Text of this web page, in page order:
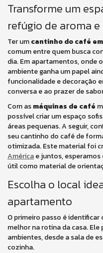
Transforme um
refúgio de aroma
Ter umcantinho do café
comum entre quem busca
dia. Em apartamentos, onde
ambiente ganha um papel
funcionalidade e decoração
conversa e ao prazer de
Com asmáquinas de café
possível criar um espaço
áreas pequenas. A seguir,
seu cantinho do café de
otimizada. Este material foi
Américae juntos,
útil como material de
Escolha o local
apartamento
O primeiro passo é
melhor na rotina da casa.
ambientes, desde a sala de
cozinha.